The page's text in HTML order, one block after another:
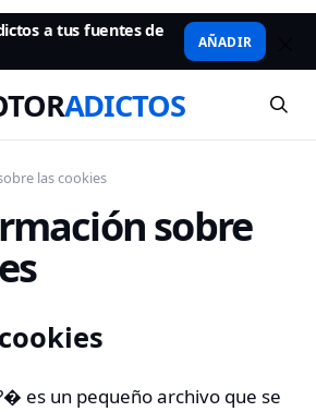
a tus fuentes de
AÑADIR
ADICTOS
las cookies
sobre
es un pequeño archivo que se